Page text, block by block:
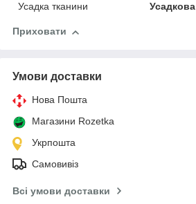
Усадка тканини
Усадкова
Приховати
Умови доставки
Нова Пошта
Магазини Rozetka
Укрпошта
Самовивіз
Всі умови доставки